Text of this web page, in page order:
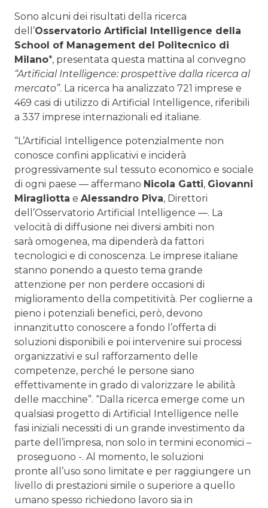
Sono alcuni dei risultati della ricerca
dell’Osservatorio Artificial Intelligence della
School of Management del Politecnico di
Milano*, presentata questa mattina al convegno
“Artificial Intelligence: prospettive dalla ricerca al
mercato”. La ricerca ha analizzato 721 imprese e
469 casi di utilizzo di Artificial Intelligence, riferibili
a 337 imprese internazionali ed italiane.
“L’Artificial Intelligence potenzialmente non
conosce confini applicativi e inciderà
progressivamente sul tessuto economico e sociale
di ogni paese — affermano Nicola Gatti, Giovanni
Miragliotta e Alessandro Piva, Direttori
dell’Osservatorio Artificial Intelligence —. La
velocità di diffusione nei diversi ambiti non
sarà omogenea, ma dipenderà da fattori
tecnologici e di conoscenza. Le imprese italiane
stanno ponendo a questo tema grande
attenzione per non perdere occasioni di
miglioramento della competitività. Per coglierne a
pieno i potenziali benefici, però, devono
innanzitutto conoscere a fondo l’offerta di
soluzioni disponibili e poi intervenire sui processi
organizzativi e sul rafforzamento delle
competenze, perché le persone siano
effettivamente in grado di valorizzare le abilità
delle macchine”. “Dalla ricerca emerge come un
qualsiasi progetto di Artificial Intelligence nelle
fasi iniziali necessiti di un grande investimento da
parte dell’impresa, non solo in termini economici –
proseguono -. Al momento, le soluzioni
pronte all’uso sono limitate e per raggiungere un
livello di prestazioni simile o superiore a quello
umano spesso richiedono lavoro sia in